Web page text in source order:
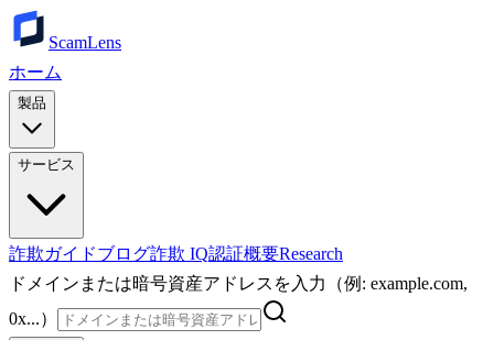
ScamLens
ホーム
製品
サービス
詐欺ガイドブログ詐欺 IQ認証概要Research
ドメインまたは暗号資産アドレスを入力（例: example.com,
0x...）